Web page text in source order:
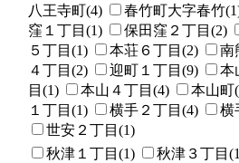
八王寺町(4)
春竹町大字春竹
窪１丁目(1)
保田窪２丁目(2)
５丁目(1)
本荘６丁目(2) 南
４丁目(2)
迎町１丁目(9) 本
目(1)
本山４丁目(4) 本山町
１丁目(1)
横手２丁目(4) 横
世安２丁目(1)
秋津１丁目(1) 秋津３丁目